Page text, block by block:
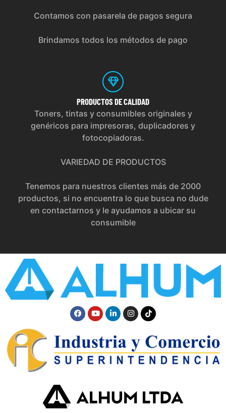
Contamos con pasarela de pagos segura
Brindamos todos los métodos de pago
PRODUCTOS DE CALIDAD
Toners, tintas y consumibles originales y
genéricos para impresoras, duplicadores y
fotocopiadoras.
VARIEDAD DE PRODUCTOS
Tenemos para nuestros clientes más de 2000
productos, si no encuentra lo que busca no dude
en contactarnos y le ayudamos a ubicar su
consumible